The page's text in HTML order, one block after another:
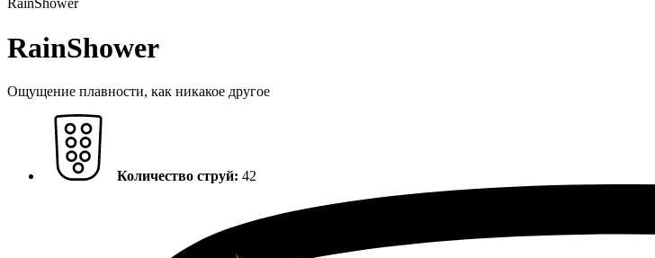
RainShower
RainShower
Ощущение плавности, как никакое другое
Количество струй: 42